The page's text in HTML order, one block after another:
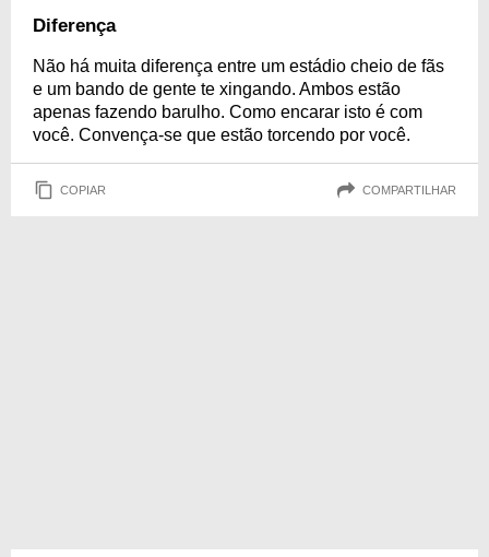
Diferença
Não há muita diferença entre um estádio cheio de fãs
e um bando de gente te xingando. Ambos estão
apenas fazendo barulho. Como encarar isto é com
você. Convença-se que estão torcendo por você.
COPIAR COMPARTILHAR